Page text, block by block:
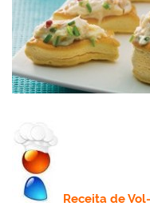
Receitade